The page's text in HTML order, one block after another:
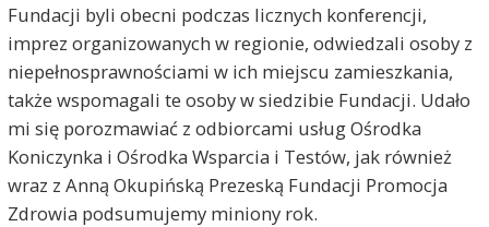
Fundacji byli obecni podczas licznych konferencji,
imprez organizowanych w regionie, odwiedzali osoby z
niepełnosprawnościami w ich miejscu zamieszkania,
także wspomagali te osoby w siedzibie Fundacji. Udało
mi się porozmawiać z odbiorcami usług Ośrodka
Koniczynka i Ośrodka Wsparcia i Testów, jak również
wraz z Anną Okupińską Prezeską Fundacji Promocja
Zdrowia podsumujemy miniony rok.